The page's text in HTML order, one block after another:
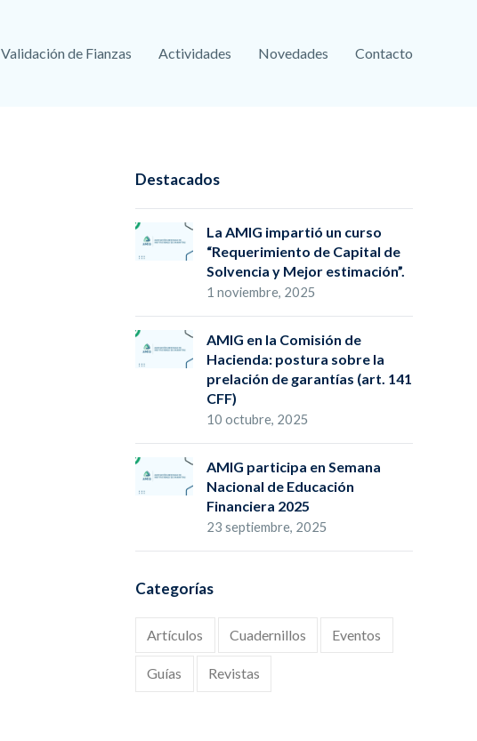
Validación de Fianzas Actividades Novedades Contacto
Destacados
La AMIG impartió un curso
“Requerimiento de Capital de
Solvencia y Mejor estimación”.
1 noviembre, 2025
AMIG en la Comisión de
Hacienda: postura sobre la
prelación de garantías (art. 141
CFF)
10 octubre, 2025
AMIG participa en Semana
Nacional de Educación
Financiera 2025
23 septiembre, 2025
Categorías
Artículos Cuadernillos Eventos
Guías Revistas